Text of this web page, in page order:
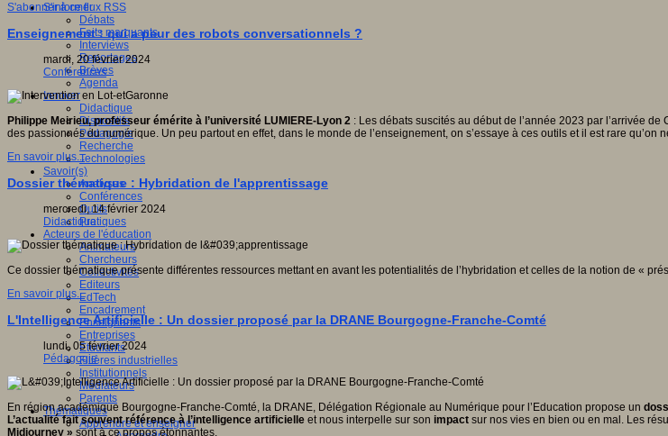
S'informer
Débats
Faits marquants
Interviews
Reportages
Brèves
Agenda
Innover
Didactique
Dispositifs
Pédagogie
Recherche
Technologies
Savoir(s)
Analyses
Conférences
Outils
Pratiques
Acteurs de l'éducation
Animateurs
Chercheurs
Collectivités
Editeurs
EdTech
Encadrement
Enseignants
Entreprises
Etudiants
Filières industrielles
Institutionnels
Médiateurs
Parents
Thématiques
Apprendre et enseigner
S'abonner à ce flux RSS
Enseignement : qui a peur des robots conversationnels ?
mardi, 20 février 2024
Conférences
Philippe Meirieu, professeur émérite à l’université LUMIERE-Lyon 2 : Les débats suscités au début de l’année 2023 par l’arrivée
des passionnés du numérique. Un peu partout en effet, dans le monde de l’enseignement, on s’essaye à ces outils et il est rare qu’on
En savoir plus...
Dossier thématique : Hybridation de l'apprentissage
mercredi, 14 février 2024
Didactique
Ce dossier thématique présente différentes ressources mettant en avant les potentialités de l’hybridation et celles de la notion de «
En savoir plus...
L'Intelligence Artificielle : Un dossier proposé par la DRANE Bourgogne-Franche-Comté
lundi, 05 février 2024
Pédagogie
En région académique Bourgogne-Franche-Comté, la DRANE, Délégation Régionale au Numérique pour l’Education propose un
L’actualité fait souvent référence à l’intelligence artificielle et nous interpelle sur son impact sur nos vies en bien ou en mal. Les
Midjourney » sont à ce propos étonnantes.